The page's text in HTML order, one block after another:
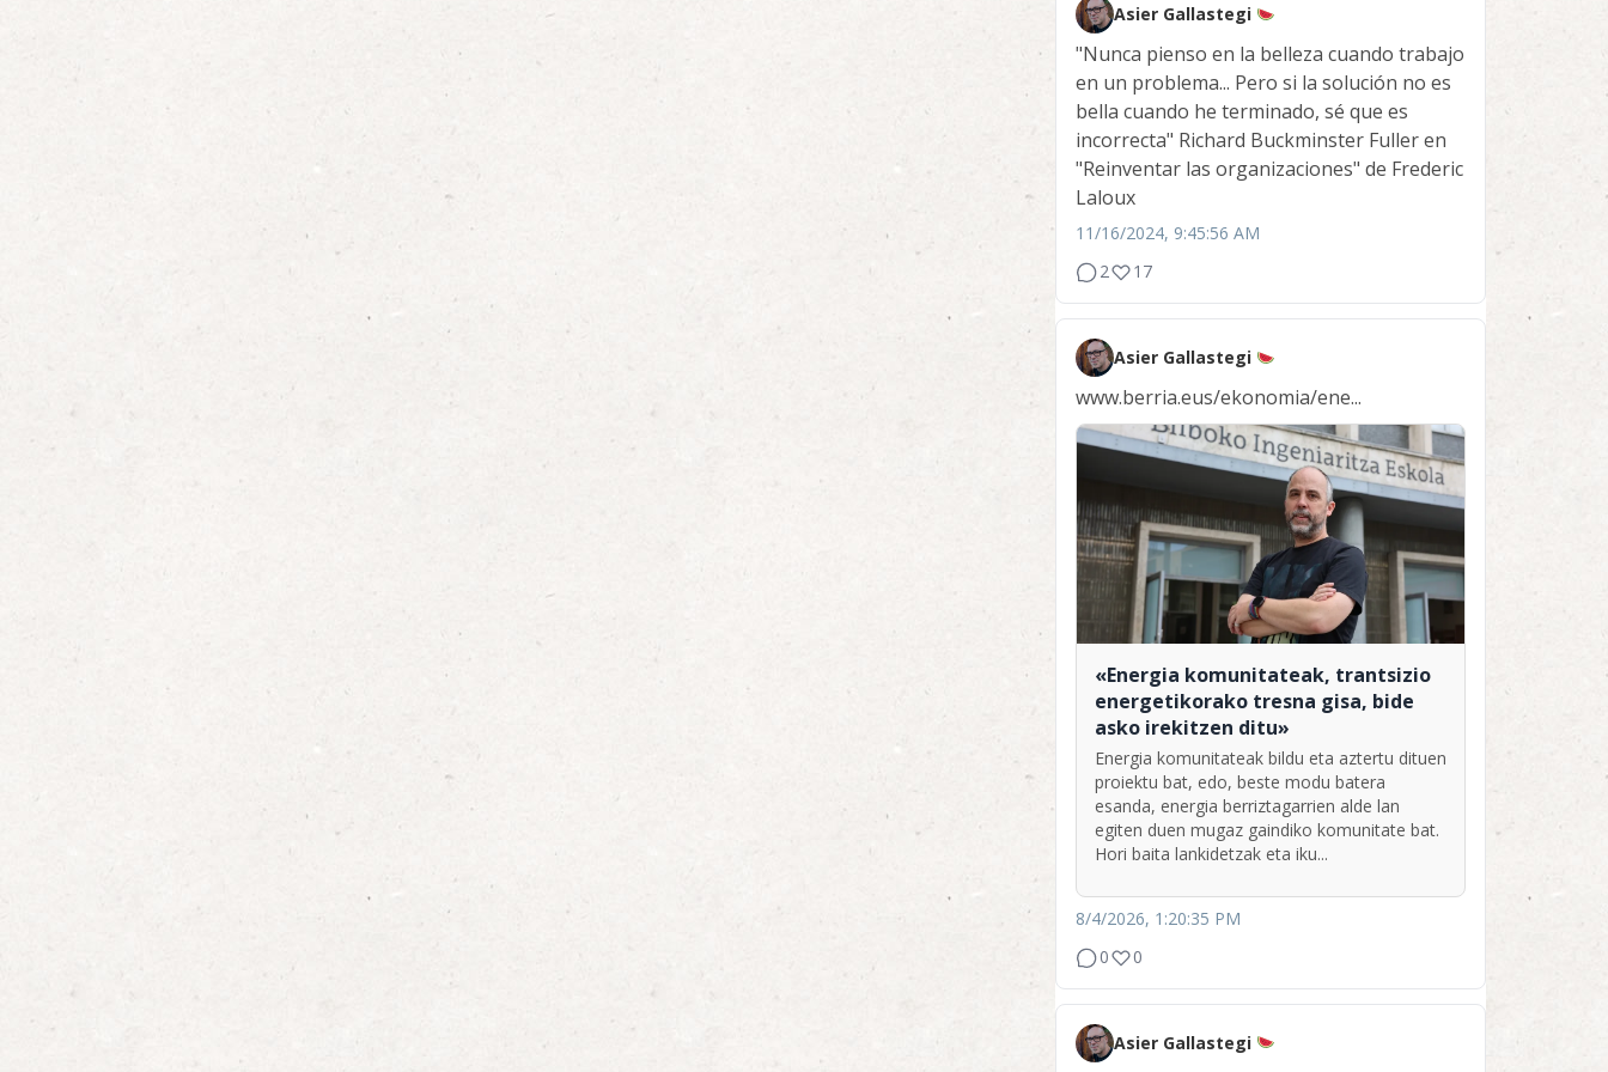
Asier Gallastegi
"Nunca pienso en la belleza cuando trabajo
en un problema... Pero si la solución no es
bella cuando he terminado, sé que es
incorrecta" Richard Buckminster Fuller en
"Reinventar las organizaciones" de Frederic
Laloux
11/16/2024, 9:45:56 AM
2
17
Asier Gallastegi
www.berria.eus/ekonomia/ene...
«Energia komunitateak, trantsizio
energetikorako tresna gisa, bide
asko irekitzen ditu»
Energia komunitateak bildu eta aztertu dituen
proiektu bat, edo, beste modu batera
esanda, energia berriztagarrien alde lan
egiten duen mugaz gaindiko komunitate bat.
Hori baita lankidetzak eta iku...
8/4/2026, 1:20:35 PM
0
0
Asier Gallastegi